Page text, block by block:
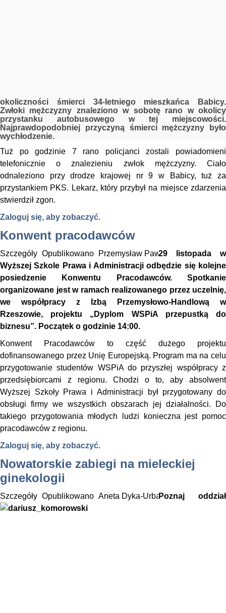
okoliczności śmierci 34-letniego mieszkańca Babicy.
Zwłoki mężczyzny znaleziono w sobotę rano w okolicy
przystanku autobusowego w tej miejscowości.
Najprawdopodobniej przyczyną śmierci mężczyzny było
wychłodzenie.
Tuż po godzinie 7 rano policjanci zostali powiadomieni
telefonicznie o znalezieniu zwłok mężczyzny. Ciało
odnaleziono przy drodze krajowej nr 9 w Babicy, tuż za
przystankiem PKS. Lekarz, który przybył na miejsce zdarzenia
stwierdził zgon.
Zaloguj się, aby zobaczyć.
Konwent pracodawców
Szczegóły Opublikowano Przemysław Pawlak29 listopada w
Wyższej Szkole Prawa i Administracji odbędzie się kolejne
posiedzenie Konwentu Pracodawców. Spotkanie
organizowane jest w ramach realizowanego przez uczelnię,
we współpracy z Izbą Przemysłowo-Handlową w
Rzeszowie, projektu „Dyplom WSPiA przepustką do
biznesu”. Początek o godzinie 14:00.
Konwent Pracodawców to część dużego projektu
dofinansowanego przez Unię Europejską. Program ma na celu
przygotowanie studentów WSPiA do przyszłej współpracy z
przedsiębiorcami z regionu. Chodzi o to, aby absolwent
Wyższej Szkoły Prawa i Administracji był przygotowany do
obsługi firmy we wszystkich obszarach jej działalności. Do
takiego przygotowania młodych ludzi konieczna jest pomoc
pracodawców z regionu.
Zaloguj się, aby zobaczyć.
Nowatorskie zabiegi na mieleckiej
ginekologii
Szczegóły Opublikowano Aneta Dyka-UrbańskaPoznaj oddział